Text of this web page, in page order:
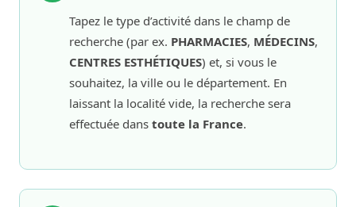
Tapez le type d’activité dans le champ de
recherche (par ex. PHARMACIES, MÉDECINS,
CENTRES ESTHÉTIQUES) et, si vous le
souhaitez, la ville ou le département. En
laissant la localité vide, la recherche sera
effectuée dans toute la France.